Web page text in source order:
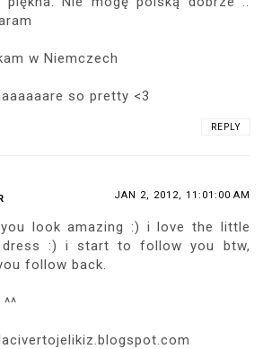
w Niemczech
so pretty <3
REPLY
JAN 2, 2012, 11:01:00 AM
look amazing :) i love the little
dress :) i start to follow you btw,
follow back.